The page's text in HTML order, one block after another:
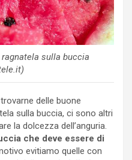
sulla buccia
delle buone
sulla buccia, ci sono altri
la dolcezza dell’anguria.
che deve essere di
evitiamo quelle con